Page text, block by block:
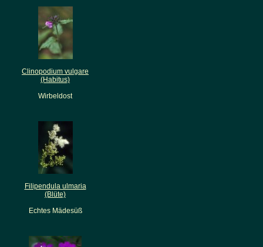
Clinopodium vulgare
(Habitus)
Wirbeldost
Filipendula ulmaria
(Blüte)
Echtes Mädesüß